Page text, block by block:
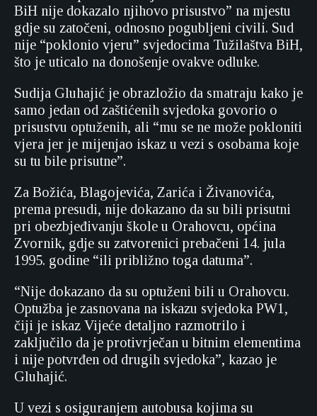
BiH nije dokazalo njihovo prisustvo” na mjestu
gdje su zatočeni, odnosno pogubljeni civili. Sud
nije “poklonio vjeru” svjedocima Tužilaštva BiH,
što je uticalo na donošenje ovakve odluke.
Sudija Gluhajić je obrazložio da smatraju kako je
samo jedan od zaštićenih svjedoka govorio o
prisustvu optuženih, ali “mu se ne može pokloniti
vjera jer je mijenjao iskaz u vezi s osobama koje
su tu bile prisutne”.
Za Božića, Blagojevića, Zarića i Živanovića,
prema presudi, nije dokazano da su bili prisutni
pri obezbjeđivanju škole u Orahovcu, općina
Zvornik, gdje su zatvorenici prebačeni 14. jula
1995. godine “ili približno toga datuma”.
“Nije dokazano da su optuženi bili u Orahovcu.
Optužba je zasnovana na iskazu svjedoka PW1,
čiji je iskaz Vijeće detaljno razmotrilo i
zaključilo da je protivrječan u bitnim elementima
i nije potvrđen od drugih svjedoka”, kazao je
Gluhajić.
U vezi s osiguranjem autobusa kojima su